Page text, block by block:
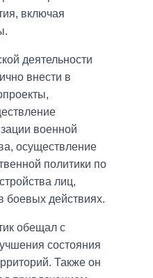
включая
деятельности
внести в
военной
осуществление
политики по
лиц,
боевых действиях.
обещал с
состояния
Также он